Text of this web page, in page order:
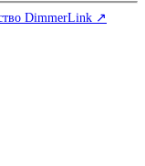
DimmerLink ↗